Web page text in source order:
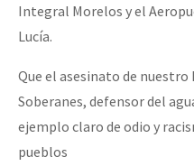
Integral Morelos y el
Lucía.
Que el asesinato de
Soberanes, defensor del
ejemplo claro de odio y
pueblos